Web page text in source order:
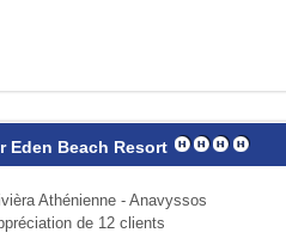
Eden Beach Resort
Athénienne - Anavyssos
de 12 clients